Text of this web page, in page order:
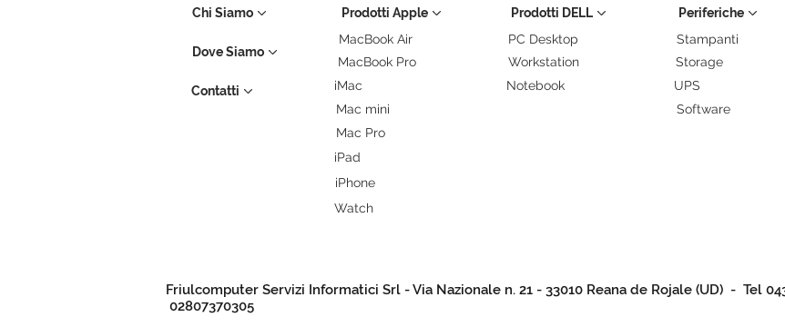
Chi Siamo
Dove Siamo
Contatti
Prodotti Apple
MacBook Air
MacBook Pro
iMac
Mac mini
Mac Pro
iPad
iPhone
Watch
Prodotti DELL
PC Desktop
Workstation
Notebook
Periferiche
Stampanti
Storage
UPS
Software
Friulcomputer Servizi Informatici Srl - Via Nazionale n. 21 - 33010 Reana de Rojale (UD) - Tel
02807370305